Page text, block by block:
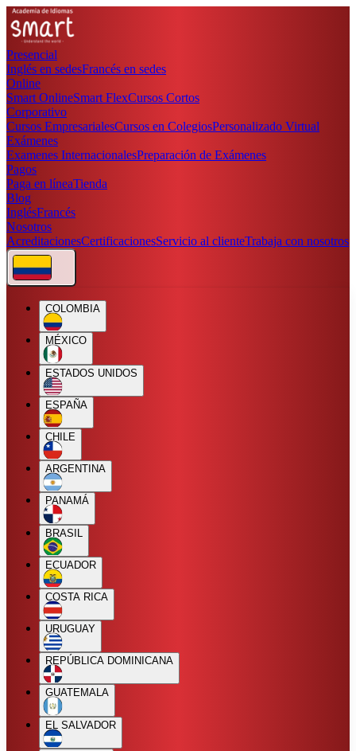
Presencial
Inglés en sedesFrancés en sedes
Online
Smart OnlineSmart FlexCursos Cortos
Corporativo
Cursos EmpresarialesCursos en ColegiosPersonalizado Virtual
Exámenes
Examenes InternacionalesPreparación de Exámenes
Pagos
Paga en líneaTienda
Blog
InglésFrancés
Nosotros
AcreditacionesCertificacionesServicio al clienteTrabaja con nosotros
COLOMBIA
MÉXICO
ESTADOS UNIDOS
ESPAÑA
CHILE
ARGENTINA
PANAMÁ
BRASIL
ECUADOR
COSTA RICA
URUGUAY
REPÚBLICA DOMINICANA
GUATEMALA
EL SALVADOR